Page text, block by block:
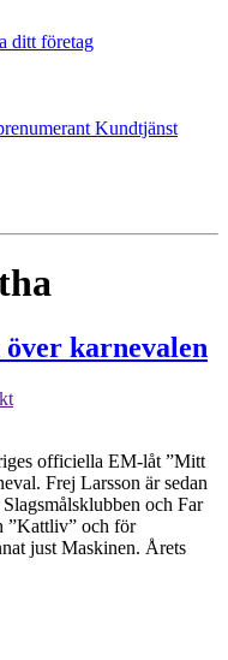
ditt företag
Kundtjänst
karnevalen
officiella EM-låt ”Mitt
Frej Larsson är sedan
och Far
”Kattliv” och för
just Maskinen. Årets